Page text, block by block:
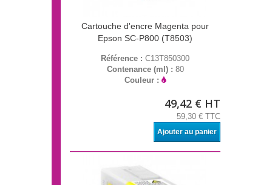
Cartouche d'encre Magenta pour
Epson SC-P800 (T8503)
Référence : C13T850300
Contenance (ml) : 80
Couleur :
49,42 € HT
59,30 € TTC
Ajouter au panier